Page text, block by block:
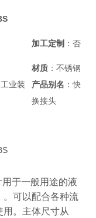
加工定制：否
材质：不锈钢
业装
产品别名 ：快
换接头
于一般用途的液
。可以配合各种流
。主体尺寸从